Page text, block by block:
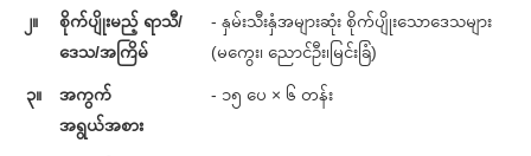
၂။
စိုက်ပျိုးမည့် ရာသီ/
ဒေသ/အကြိမ်
- နှမ်းသီးနှံအများဆုံး စိုက်ပျိုးသောဒေသများ
(မကွေး၊ ညောင်ဦး၊မြင်းခြံ)
၃။
အကွက်
အရွယ်အစား
- ၁၅ ပေ × ၆ တန်း